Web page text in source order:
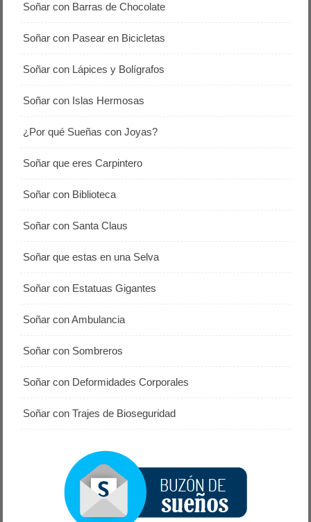
Soñar con Barras de Chocolate
Soñar con Pasear en Bicicletas
Soñar con Lápices y Bolígrafos
Soñar con Islas Hermosas
¿Por qué Sueñas con Joyas?
Soñar que eres Carpintero
Soñar con Biblioteca
Soñar con Santa Claus
Soñar que estas en una Selva
Soñar con Estatuas Gigantes
Soñar con Ambulancia
Soñar con Sombreros
Soñar con Deformidades Corporales
Soñar con Trajes de Bioseguridad